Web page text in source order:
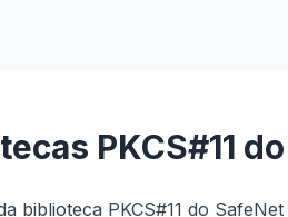
PKCS#11
biblioteca PKCS#11 do